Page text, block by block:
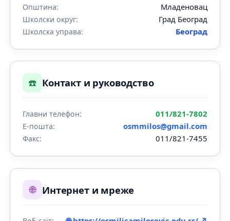
Општина: Младеновац
Школски округ: Град Београд
Школска управа: Београд
☎️ Контакт и руководство
Главни телефон: 011/821-7802
Е-пошта: osmmilos@gmail.com
Факс: 011/821-7455
🌐 Интернет и мреже